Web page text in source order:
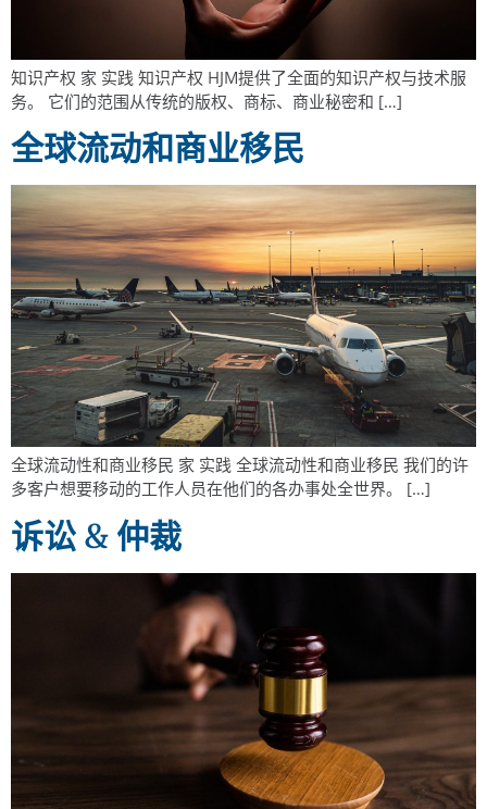
知识产权 家 实践 知识产权 HJM提供了全面的知识产权与技术服
务。 它们的范围从传统的版权、商标、商业秘密和 […]
全球流动和商业移民
全球流动性和商业移民 家 实践 全球流动性和商业移民 我们的许
多客户想要移动的工作人员在他们的各办事处全世界。 […]
诉讼 & 仲裁